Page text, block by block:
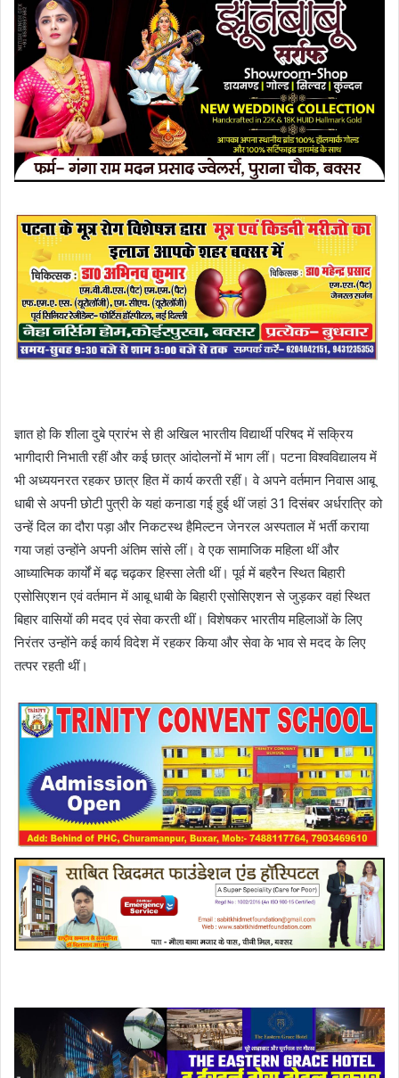
ज्ञात हो कि शीला दुबे प्रारंभ से ही अखिल भारतीय विद्यार्थी परिषद में सक्रिय
भागीदारी निभाती रहीं और कई छात्र आंदोलनों में भाग लीं। पटना विश्वविद्यालय में
भी अध्ययनरत रहकर छात्र हित में कार्य करती रहीं। वे अपने वर्तमान निवास आबू
धाबी से अपनी छोटी पुत्री के यहां कनाडा गई हुई थीं जहां 31 दिसंबर अर्धरात्रि को
उन्हें दिल का दौरा पड़ा और निकटस्थ हैमिल्टन जेनरल अस्पताल में भर्ती कराया
गया जहां उन्होंने अपनी अंतिम सांसे लीं। वे एक सामाजिक महिला थीं और
आध्यात्मिक कार्यों में बढ़ चढ़कर हिस्सा लेती थीं। पूर्व में बहरैन स्थित बिहारी
एसोसिएशन एवं वर्तमान में आबू धाबी के बिहारी एसोसिएशन से जुड़कर वहां स्थित
बिहार वासियों की मदद एवं सेवा करती थीं। विशेषकर भारतीय महिलाओं के लिए
निरंतर उन्होंने कई कार्य विदेश में रहकर किया और सेवा के भाव से मदद के लिए
तत्पर रहती थीं।